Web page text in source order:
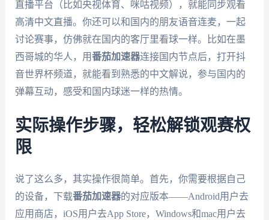
直播平台（比如央视体育、咪咕视频），就能同步观看
高清中文直播。你还可以和国内的朋友语音连麦，一起
讨论赛事，仿佛就在国内的客厅里看球一样。比如在墨
西哥城的华人，用番茄加速器连接国内节点后，打开抖
音世界杯频道，就能看到熟悉的中文解说，参与国内的
弹幕互动，感受和国内球迷一样的热情。
实际操作步骤，轻松解锁观赛权
限
说了这么多，其实操作很简单。首先，你需要根据自己
的设备，下载番茄加速器的对应版本——Android用户去
应用商店，iOS用户去App Store，Windows和mac用户去